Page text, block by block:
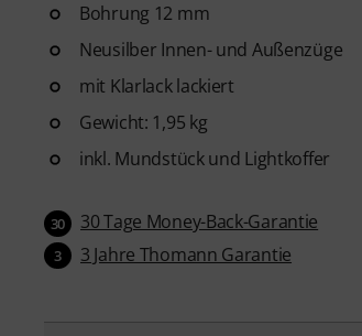
Bohrung 12 mm
Neusilber Innen- und Außenzüge
mit Klarlack lackiert
Gewicht: 1,95 kg
inkl. Mundstück und Lightkoffer
30 30 Tage Money-Back-Garantie
3 3 Jahre Thomann Garantie